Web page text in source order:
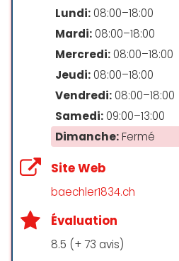
une accueil
habille son
Travaille
chaleureux.
Lundi: 08:00–18:00
Mardi: 08:00–18:00
Mercredi: 08:00–18:00
Jeudi: 08:00–18:00
Vendredi: 08:00–18:00
Samedi: 09:00–13:00
Dimanche:Fermé
Site Web
baechler1834.ch
Évaluation
8.5 (+ 73 avis)